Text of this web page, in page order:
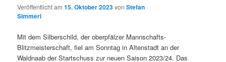
Veröffentlicht am15. Oktober 2023vonStefan
Simmerl
Mit dem Silberschild, der oberpfälzer Mannschafts-
Blitzmeisterschaft, fiel am Sonntag in Altenstadt an der
Waldnaab der Startschuss zur neuen Saison 2023/24. Das